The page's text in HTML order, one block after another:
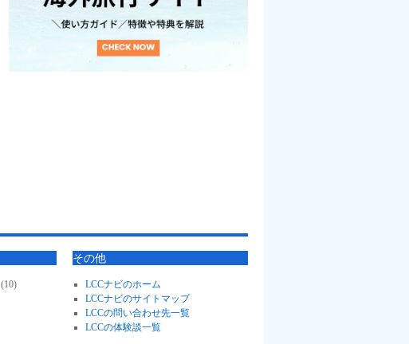
(10)
その他
LCCナビのホーム
LCCナビのサイトマップ
LCCの問い合わせ先一覧
LCCの体験談一覧